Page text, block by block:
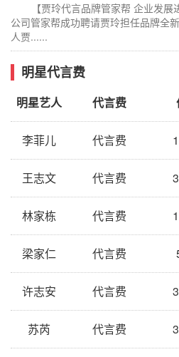
【贾玲代言品牌管家帮 企业发
公司管家帮成功聘请贾玲担任品牌全
人贾......
明星代言费
明星艺人 代言费
李菲儿 代言费
王志文 代言费
林家栋 代言费
梁家仁 代言费
许志安 代言费
苏芮 代言费